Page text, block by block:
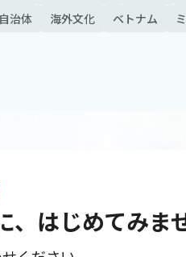
治体 海外文化 ベトナム
はじめてみま